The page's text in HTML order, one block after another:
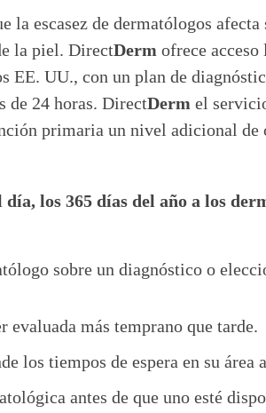
escasez de dermatólogos
la piel. DirectDerm ofrece acceso
UU., con un plan de
de 24 horas. DirectDerm el
primaria un nivel adicional
los 365 días del año a los
sobre un diagnóstico o
evaluada más temprano que tarde.
los tiempos de espera en su área
antes de que uno esté